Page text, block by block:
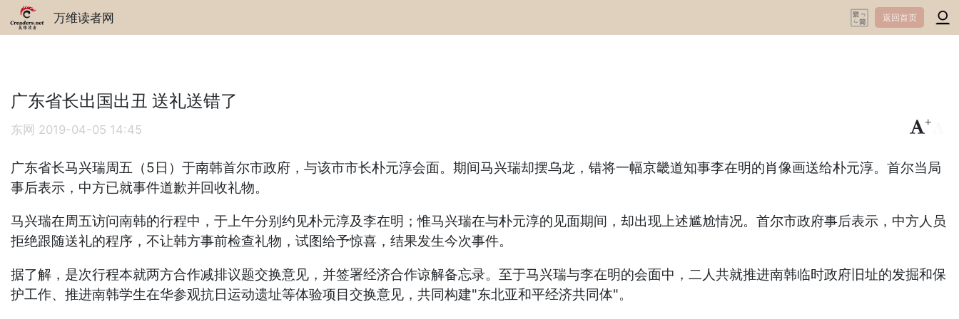
万维读者网 返回首页
广东省长出国出丑 送礼送错了
东网 2019-04-05 14:45
+
广东省长马兴瑞周五（5日）于南韩首尔市政府，与该市市长朴元淳会面。期间马兴瑞却摆乌龙，错将一幅京畿道知事李在明的肖像画送给朴元淳。首尔当局
事后表示，中方已就事件道歉并回收礼物。
马兴瑞在周五访问南韩的行程中，于上午分别约见朴元淳及李在明；惟马兴瑞在与朴元淳的见面期间，却出现上述尴尬情况。首尔市政府事后表示，中方人员
拒绝跟随送礼的程序，不让韩方事前检查礼物，试图给予惊喜，结果发生今次事件。
据了解，是次行程本就两方合作减排议题交换意见，并签署经济合作谅解备忘录。至于马兴瑞与李在明的会面中，二人共就推进南韩临时政府旧址的发掘和保
护工作、推进南韩学生在华参观抗日运动遗址等体验项目交换意见，共同构建"东北亚和平经济共同体"。